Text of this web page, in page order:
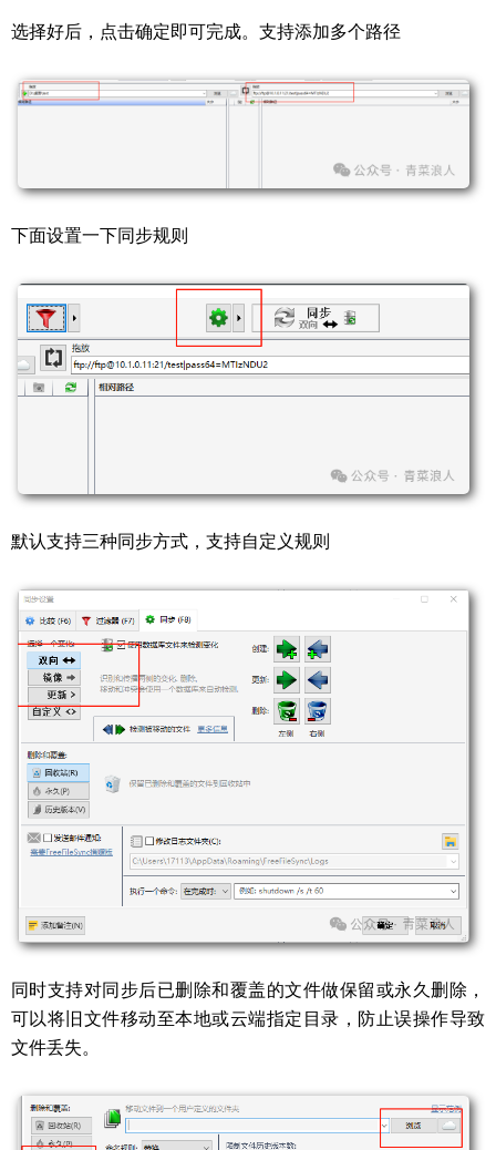
选择好后，点击确定即可完成。支持添加多个路径
下面设置一下同步规则
默认支持三种同步方式，支持自定义规则
同时支持对同步后已删除和覆盖的文件做保留或永久删除，
可以将旧文件移动至本地或云端指定目录，防止误操作导致
文件丢失。